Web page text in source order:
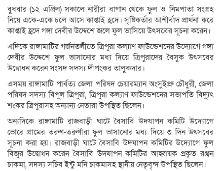
বুধবার (১২ এপ্রিল) সকালে নারীরা বাগান থেকে ফুল ও নিমপাতা সংগ্রহ
নিয়ে একে-একে চলে আসে কাপ্তাই হ্রদে। সৃষ্টিকর্তার আশীর্বাদ প্রার্থনা করে
কাপ্তাই হ্রদে গঙ্গা দেবীর উদ্দেশে জলে ফুল ভাসিয়ে উৎসবের সূচনা করেন।
এদিকে রাঙ্গামাটির গর্জনতলীতে ত্রিপুরা কল্যাণ ফাউন্ডেশনের উদ্যোগে গঙ্গা
দেবীর উদ্দেশে ফুল ভাসানোর মধ্য দিয়ে ত্রিপুরাদের বৈসুক উৎসবের
উদ্বোধন করেন সংসদ সদস্য দীপংকর তালুকদার।
এসময় রাঙ্গামাটি পার্বত্য জেলা পরিষদ চেয়ারম্যান অংসুইপ্রু চৌধুরী, জেলা
পরিষদ সদস্য বিপুল ত্রিপুরা, ত্রিপুরা কল্যাণ ফাউন্ডেশনের সভাপতি বিদ্যুৎ
শংকর ত্রিপুরাসহ অন্যান্য নেতারা উপস্থিত ছিলেন।
অন্যদিকে রাঙ্গামাটি রাজবাড়ী ঘাটে বৈসাবি উদযাপন কমিটি উদ্যোগে
ভোরে গ্রামের তরুণ-তরুণীরা ফুল ভাসানোর মধ্য দিয়ে ৩ দিন উৎসবের
সূচনা করা হয়। রাজবাড়ী ঘাটে বৈসাবি উদযাপন কমিটির উদ্যোগে ফুল
বিজুর উদ্বোধন করেন বৈসাবি উদযাপন কমিটির আহ্বায়ক প্রকৃত রঞ্জন
চাকমা, সদস্য সচিব ইন্টু মনি চাকমাসহ স্থানীয় নেতৃবৃন্দ উপস্থিত ছিলেন।